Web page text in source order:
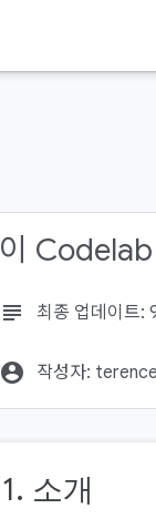
이
subject 최종 업데이트:
account_circle 작성자:
1. 소개